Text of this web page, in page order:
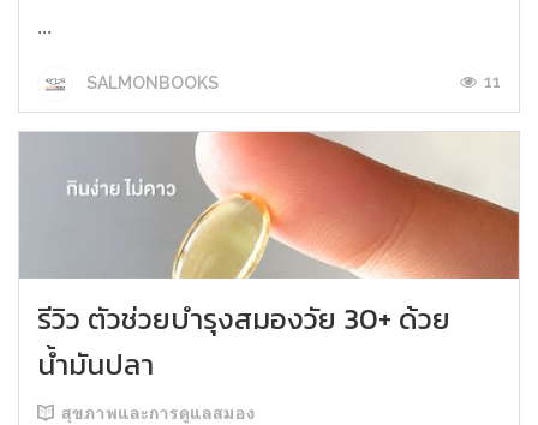
...
SALMONBOOKS 11
รีวิว ตัวช่วยบำรุงสมองวัย 30+ ด้วย
น้ำมันปลา
สุขภาพและการดูแลสมอง